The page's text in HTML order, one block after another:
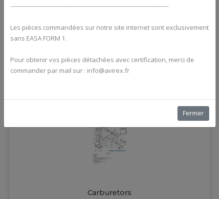
Alternators
Carburetors
---------------------------------------------------------------------------------
Les pièces commandées sur notre site internet sont exclusivement
sans EASA FORM 1.
Pour obtenir vos pièces détachées avec certification, merci de
commander par mail sur : info@avirex.fr
Fermer